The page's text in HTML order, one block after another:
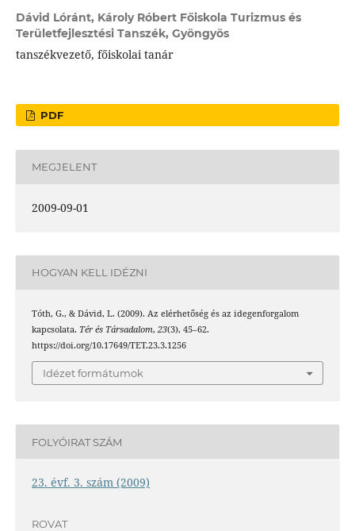
Dávid Lóránt, Károly Róbert Főiskola Turizmus és
Területfejlesztési Tanszék, Gyöngyös
tanszékvezető, főiskolai tanár
PDF
MEGJELENT
2009-09-01
HOGYAN KELL IDÉZNI
Tóth, G., & Dávid, L. (2009). Az elérhetőség és az idegenforgalom
kapcsolata. Tér és Társadalom, 23(3), 45–62.
https://doi.org/10.17649/TET.23.3.1256
Idézet formátumok
FOLYÓIRAT SZÁM
23. évf. 3. szám (2009)
ROVAT